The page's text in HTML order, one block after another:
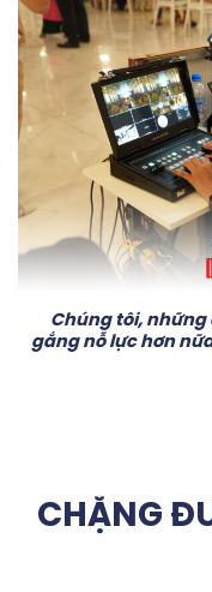
Chúng tôi, những
gắng nỗ lực hơn
CHẶNG